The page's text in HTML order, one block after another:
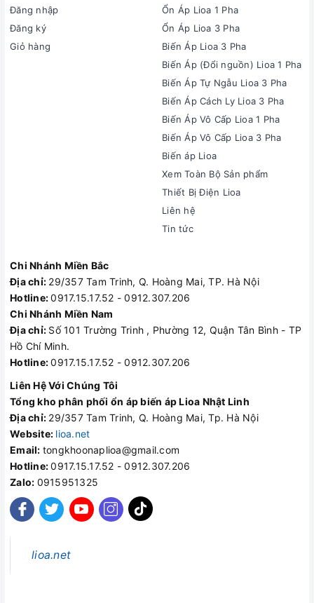
Đăng nhập
Đăng ký
Giỏ hàng
Ổn Áp Lioa 1 Pha
Ổn Áp Lioa 3 Pha
Biến Áp Lioa 3 Pha
Biến Áp (Đổi nguồn) Lioa 1 Pha
Biến Áp Tự Ngẫu Lioa 3 Pha
Biến Áp Cách Ly Lioa 3 Pha
Biến Áp Vô Cấp Lioa 1 Pha
Biến Áp Vô Cấp Lioa 3 Pha
Biến áp Lioa
Xem Toàn Bộ Sản phẩm
Thiết Bị Điện Lioa
Liên hệ
Tin tức
Chi Nhánh Miền Bắc
Địa chỉ: 29/357 Tam Trinh, Q. Hoàng Mai, TP. Hà Nội
Hotline:0917.15.17.52 - 0912.307.206
Chi Nhánh Miền Nam
Địa chỉ: Số 101 Trường Trinh , Phường 12, Quận Tân Bình - TP
Hồ Chí Minh.
Hotline:0917.15.17.52 - 0912.307.206
Liên Hệ Với Chúng Tôi
Tổng kho phân phối ổn áp biến áp Lioa Nhật Linh
Địa chỉ: 29/357 Tam Trinh, Q. Hoàng Mai, Tp. Hà Nội
Website: lioa.net
Email: tongkhoonaplioa@gmail.com
Hotline:0917.15.17.52 - 0912.307.206
Zalo: 0915951325
lioa.net